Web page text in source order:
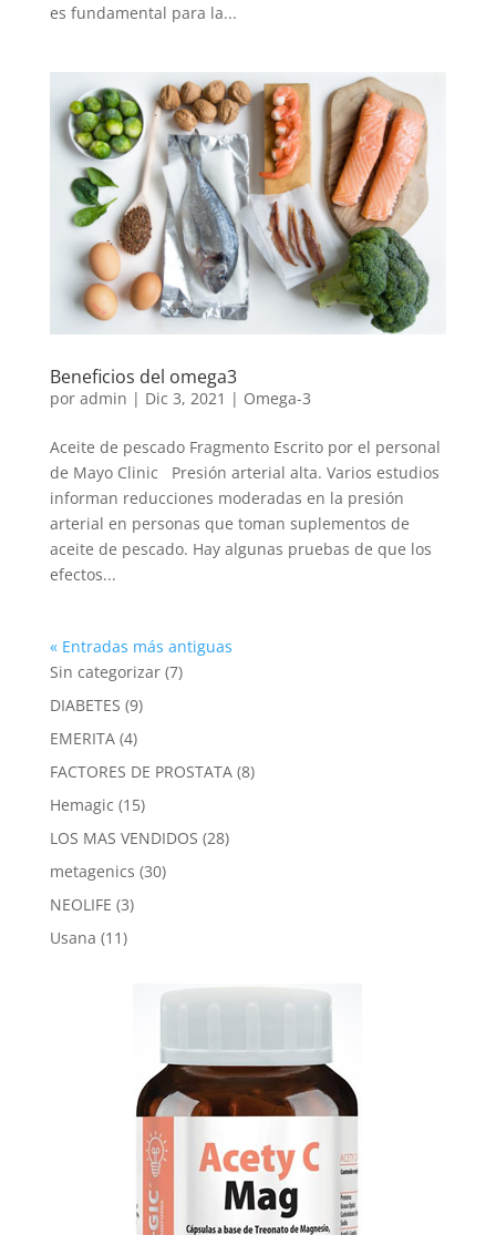
es fundamental para la...
Beneficios del omega3
por admin | Dic 3, 2021 | Omega-3
Aceite de pescado Fragmento Escrito por el personal
de Mayo Clinic Presión arterial alta. Varios estudios
informan reducciones moderadas en la presión
arterial en personas que toman suplementos de
aceite de pescado. Hay algunas pruebas de que los
efectos...
« Entradas más antiguas
Sin categorizar 77
DIABETES 99
EMERITA 44
products
FACTORES DE PROSTATA 88
Hemagic 1515
products
LOS MAS VENDIDOS 2828
metagenics 3030
NEOLIFE 33
Usana 1111